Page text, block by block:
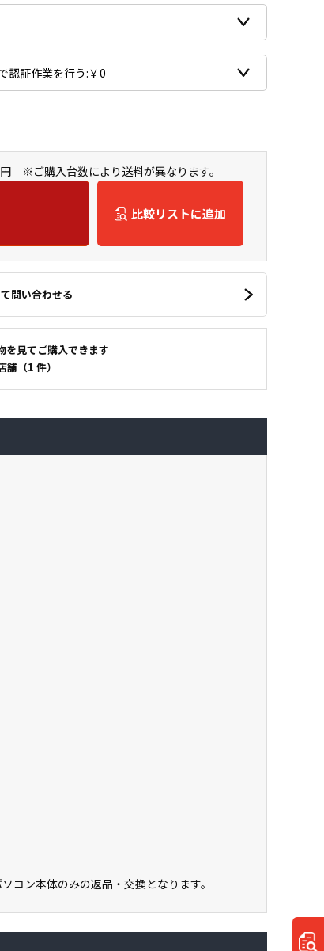
※ご購入台数により送料が異なります。
比較リストに追加
問い合わせる
を見てご購入できます
舗（1 件）
ン本体のみの返品・交換となります。